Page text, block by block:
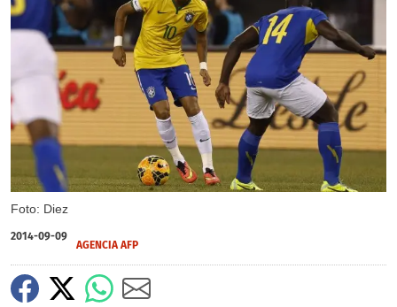
Foto: Diez
2014-09-09
AGENCIA AFP